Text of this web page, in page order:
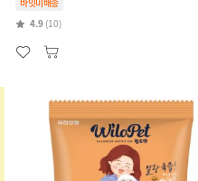
4.9 (10)